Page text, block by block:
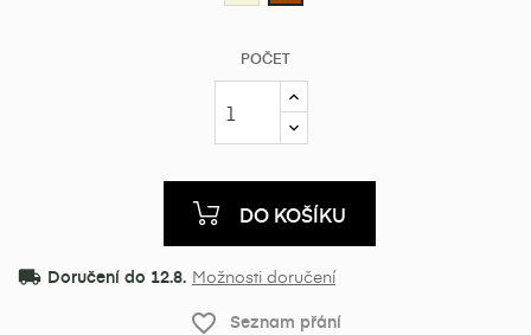
Hnědá
POČET
DO KOŠÍKU
local_shipping Doručení do 12.8. Možnosti doručení
favorite_border Seznam přání